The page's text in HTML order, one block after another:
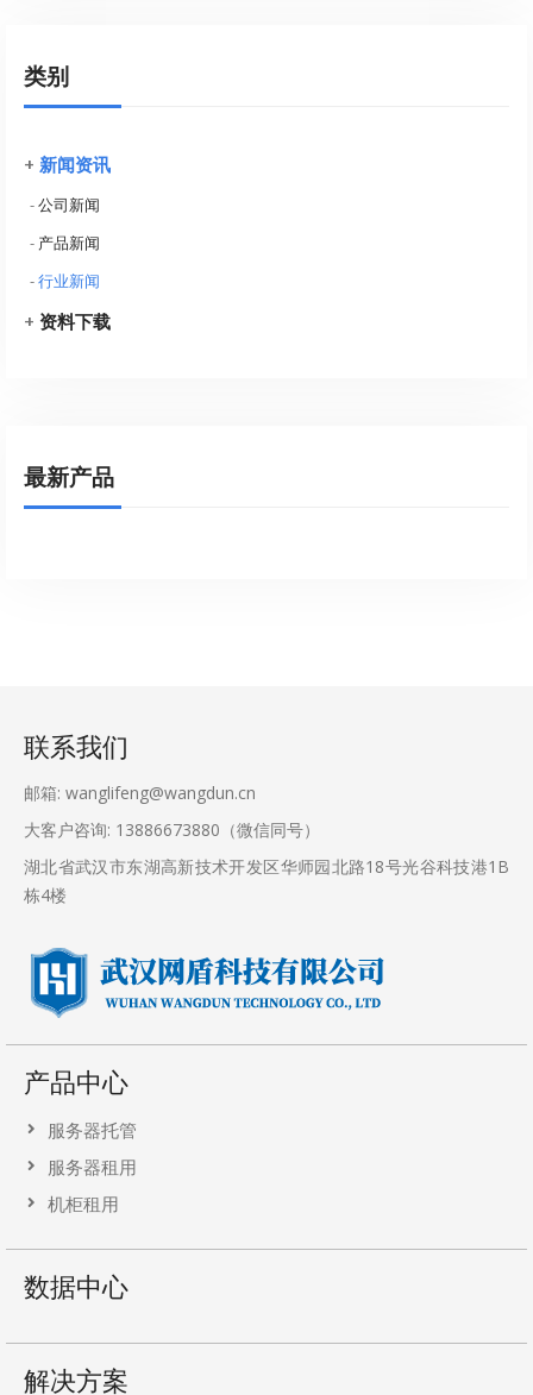
类别
+ 新闻资讯
-公司新闻
- 产品新闻
-行业新闻
+ 资料下载
最新产品
联系我们
邮箱: wanglifeng@wangdun.cn
大客户咨询: 13886673880（微信同号）
湖北省武汉市东湖高新技术开发区华师园北路18号光谷科技港1B
栋4楼
产品中心
服务器托管
服务器租用
机柜租用
数据中心
解决方案